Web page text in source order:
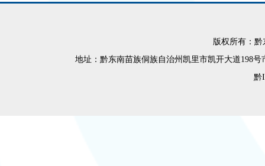
版权所有：
地址：黔东南苗族侗族自治州凯里市凯开大道198号
黔